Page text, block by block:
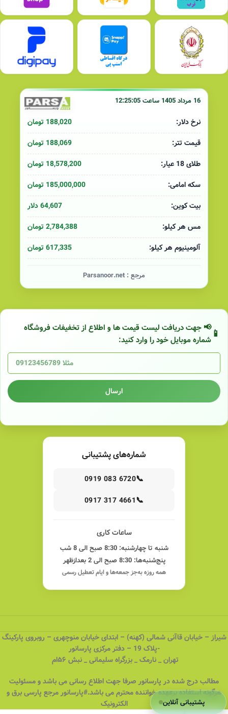
16 مرداد 1405 ساعت 12:25:05
نرخ دلار:
188,020 تومان
قیمت تتر:
188,069 تومان
طلای 18 عیار:
18,578,200 تومان
سکه امامی:
185,000,000 تومان
بیت کوین:
64,607 دلار
مس هر کیلو:
2,784,388 تومان
آلومینیوم هر کیلو:
617,335 تومان
مرجع : Parsanoor.net
📢 جهت دریافت لیست قیمت ها و اطلاع از تخفیفات فروشگاه
شماره موبایل خود را وارد کنید:
ارسال
شماره‌های پشتیبانی
📞
0919 083 6720
📞
0917 317 4661
ساعات کاری
شنبه تا چهارشنبه: 8:30 صبح الی 8 شب
پنج‌شنبه‌ها: 8:30 صبح الی 2 بعدازظهر
همه روزه به‌جز جمعه‌ها و ایام تعطیل رسمی
شیراز – خیابان قاآنی شمالی (کهنه) – ابتدای خیابان منوچهری – روبروی پارکینگ
-پلاک 19 – دفتر مرکزی پارسانور
تهران _ نارمک _ بزرگراه سلیمانی _ نبش ۵۶ام
مطالب درج شده در پارسانور صرفا جهت اطلاع رسانی می باشد و مسئولیت
هرگونه استفاده برعهده خواننده محترم می باشد.#پارسانور مرجع پارسی برق و
الکترونیک
پشتیبانی آنلاین